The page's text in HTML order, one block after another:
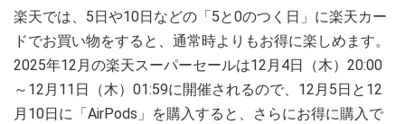
楽天では、5日や10日などの「5と0のつく日」に楽天カー
ドでお買い物をすると、通常時よりもお得に楽しめます。
2025年12月の楽天スーパーセールは12月4日（木）20:00
～12月11日（木）01:59に開催されるので、12月5日と12
月10日に「AirPods」を購入すると、さらにお得に購入で